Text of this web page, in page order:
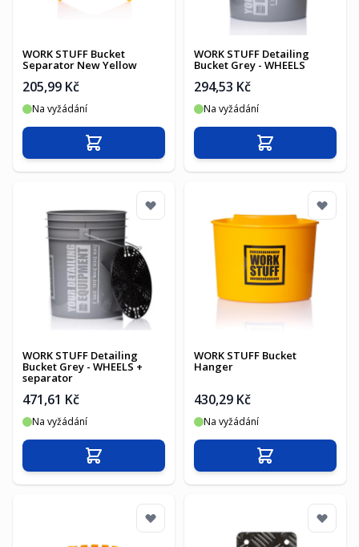
WORK STUFF Bucket
Separator New Yellow
205,99 Kč
Na vyžádání
Přidat do košíku
WORK STUFF Detailing
Bucket Grey - WHEELS
294,53 Kč
Na vyžádání
Přidat do košíku
WORK STUFF Detailing
Bucket Grey - WHEELS +
separator
471,61 Kč
Na vyžádání
Přidat do košíku
WORK STUFF Bucket
Hanger
430,29 Kč
Na vyžádání
Přidat do košíku